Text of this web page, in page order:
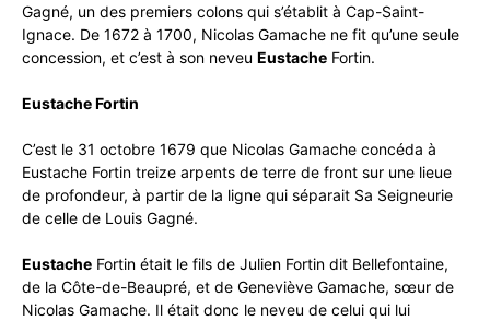
Gagné, un des premiers colons qui s’établit à Cap-Saint-
Ignace. De 1672 à 1700, Nicolas Gamache ne fit qu’une seule
concession, et c’est à son neveu Eustache Fortin.
Eustache Fortin
C’est le 31 octobre 1679 que Nicolas Gamache concéda à
Eustache Fortin treize arpents de terre de front sur une lieue
de profondeur, à partir de la ligne qui séparait Sa Seigneurie
de celle de Louis Gagné.
Eustache Fortin était le fils de Julien Fortin dit Bellefontaine,
de la Côte-de-Beaupré, et de Geneviève Gamache, sœur de
Nicolas Gamache. Il était donc le neveu de celui qui lui